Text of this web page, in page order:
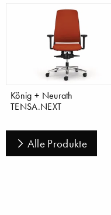
König + Neurath
TENSA.NEXT
Alle Produkte